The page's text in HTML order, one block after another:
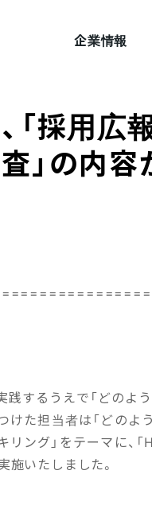
企業情報
サステナビリティ
「採用広
」の内
践するうえで「どのよ
けた担当者は「どのよ
リング」をテーマに、
施いたしました。